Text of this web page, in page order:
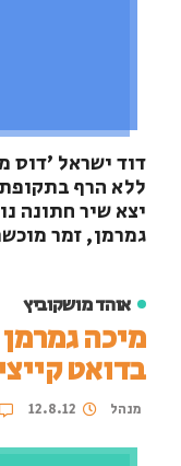
דוד ישראל 'דוס
ללא הרף
יצא שיר חתונה
גמרמן, זמר
אוהד מושקוביץ
מיכה
בדואט
מנהל 12.8.12